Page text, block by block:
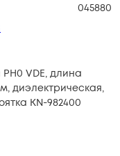
045880
VDE, длина
диэлектрическая,
KN-982400